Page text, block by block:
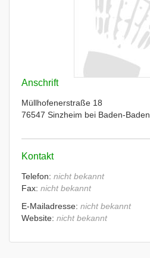
Anschrift
Müllhofenerstraße 18
76547 Sinzheim bei Baden-Baden
Kontakt
Telefon: nicht bekannt
Fax: nicht bekannt
E-Mailadresse: nicht bekannt
Website: nicht bekannt